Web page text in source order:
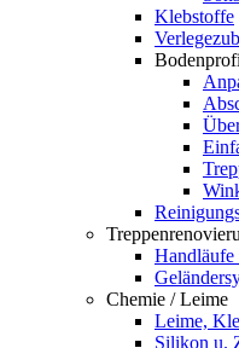
Klebstoffe
Chemie / Leime
Leime,
Silikon u.